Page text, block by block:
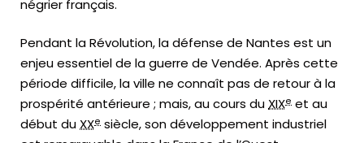
négrier français.
Pendant la Révolution, la défense de Nantes est un
enjeu essentiel de la guerre de Vendée. Après cette
période difficile, la ville ne connaît pas de retour à la
prospérité antérieure ; mais, au cours du XIXe et au
début du XXe siècle, son développement industriel